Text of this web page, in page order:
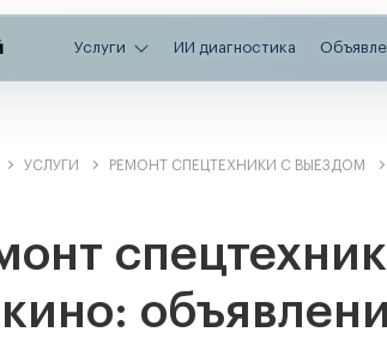
Услуги ИИ диагностика
УСЛУГИ РЕМОНТ СПЕЦТЕХНИКИ С ВЫЕЗДОМ